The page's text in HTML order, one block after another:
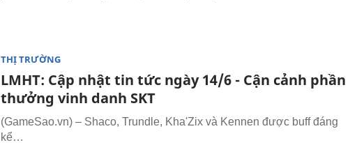
THỊ TRƯỜNG
LMHT: Cập nhật tin tức ngày 14/6 - Cận cảnh phần
thưởng vinh danh SKT
(GameSao.vn) – Shaco, Trundle, Kha'Zix và Kennen được buff đáng
kể…